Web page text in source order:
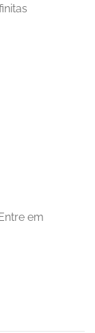
em